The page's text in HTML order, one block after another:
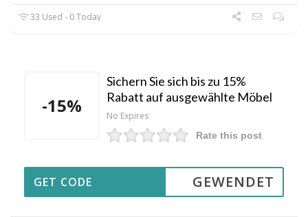
33 Used - 0 Today
-15%
Sichern Sie sich bis zu 15%
Rabatt auf ausgewählte Möbel
No Expires
Rate this post
GEWENDET
GET CODE